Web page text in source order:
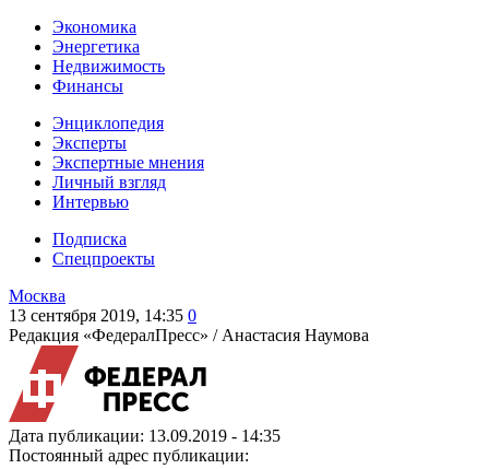
Экономика
Энергетика
Недвижимость
Финансы
Энциклопедия
Эксперты
Экспертные мнения
Личный взгляд
Интервью
Подписка
Спецпроекты
Москва
13 сентября 2019, 14:35 0
Редакция «ФедералПресс» / Анастасия Наумова
Дата публикации: 13.09.2019 - 14:35
Постоянный адрес публикации: